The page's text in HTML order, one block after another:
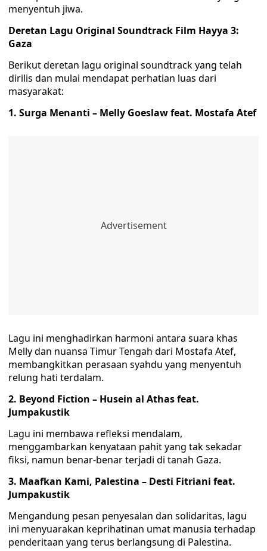
menyentuh jiwa.
Deretan Lagu Original Soundtrack Film Hayya 3:
Gaza
Berikut deretan lagu original soundtrack yang telah
dirilis dan mulai mendapat perhatian luas dari
masyarakat:
1. Surga Menanti – Melly Goeslaw feat. Mostafa Atef
Lagu ini menghadirkan harmoni antara suara khas
Melly dan nuansa Timur Tengah dari Mostafa Atef,
membangkitkan perasaan syahdu yang menyentuh
relung hati terdalam.
2. Beyond Fiction – Husein al Athas feat.
Jumpakustik
Lagu ini membawa refleksi mendalam,
menggambarkan kenyataan pahit yang tak sekadar
fiksi, namun benar-benar terjadi di tanah Gaza.
3. Maafkan Kami, Palestina – Desti Fitriani feat.
Jumpakustik
Mengandung pesan penyesalan dan solidaritas, lagu
ini menyuarakan keprihatinan umat manusia terhadap
penderitaan yang terus berlangsung di Palestina.